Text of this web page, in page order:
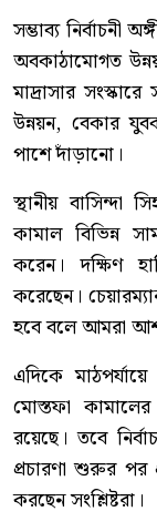
সম্ভাব্য নির্বাচনী
অবকাঠামোগত
মাদ্রাসার
উন্নয়ন, বেকার
পাশে দাঁড়ানো।
স্থানীয় বাসিন্দা
কামাল বিভিন্ন
করেন। দক্ষিণ
করেছেন।
হবে বলে আমরা
এদিকে
মোস্তফা
রয়েছে। তবে
প্রচারণা শুরুর পর
করছেন সংশ্লিষ্টরা।